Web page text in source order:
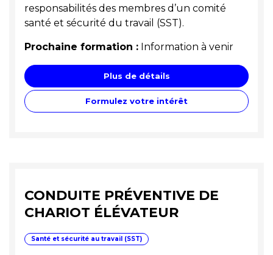
responsabilités des membres d’un comité
santé et sécurité du travail (SST).
Prochaine formation : Information à venir
Plus de détails
Formulez votre intérêt
CONDUITE PRÉVENTIVE DE
CHARIOT ÉLÉVATEUR
Santé et sécurité au travail (SST)